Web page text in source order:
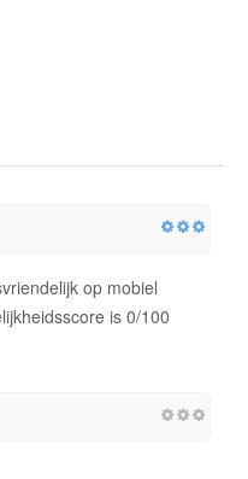
op mobiel
is 0/100